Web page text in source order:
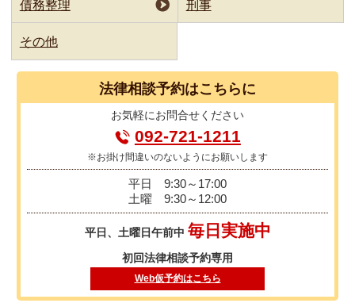
債務整理 刑事
その他
法律相談予約はこちらに
お気軽にお問合せください
092-721-1211
※お掛け間違いのないようにお願いします
平日
9:30～17:00
土曜
9:30～12:00
平日、土曜日午前中 毎日実施中
初回法律相談予約専用
Web仮予約はこちら